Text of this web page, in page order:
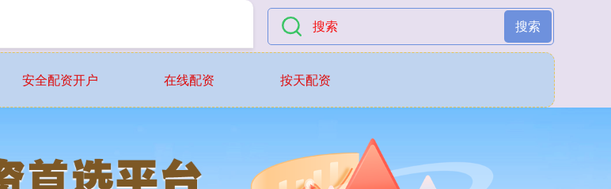
搜索
安全配资开户 在线配资 按天配资